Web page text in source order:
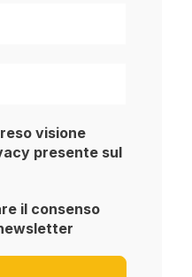
visione
presente sul
il consenso